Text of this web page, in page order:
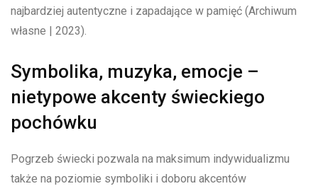
najbardziej autentyczne i zapadające w pamięć (Archiwum
własne | 2023).
Symbolika, muzyka, emocje –
nietypowe akcenty świeckiego
pochówku
Pogrzeb świecki pozwala na maksimum indywidualizmu
także na poziomie symboliki i doboru akcentów